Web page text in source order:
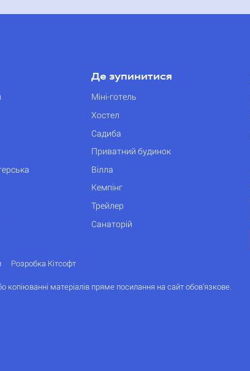
Де зупинитися
Міні-готель
Хостел
Садиба
Приватний будинок
Вілла
Кемпінг
Трейлер
Санаторій
Розробка Кітсофт
матеріалів пряме посилання на сайт обов'язкове.